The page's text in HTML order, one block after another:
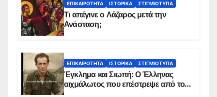
ΕΠΙΚΑΙΡΌΤΗΤΑ ΙΣΤΟΡΙΚΆ ΣΤΙΓΜΙΌΤΥΠΑ
Τι απέγινε ο Λάζαρος μετά την
Ανάσταση;
ΕΠΙΚΑΙΡΌΤΗΤΑ ΙΣΤΟΡΙΚΆ ΣΤΙΓΜΙΌΤΥΠΑ
Έγκλημα και Σιωπή: Ο Έλληνας
αιχμάλωτος που επέστρεψε από το